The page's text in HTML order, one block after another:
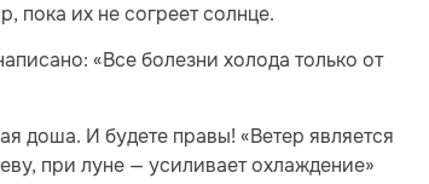
пока их не согреет солнце.
«Все болезни холода только от
доша. И будете правы! «Ветер является
при луне — усиливает охлаждение»